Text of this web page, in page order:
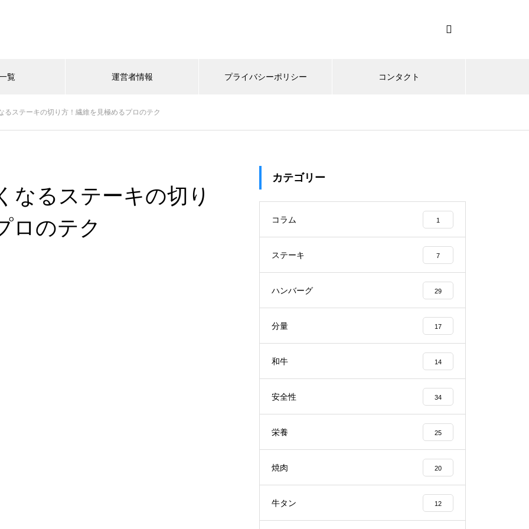
覧 運営者情報 プライバシーポリシー コンタクト
るステーキの切り方！繊維を見極めるプロのテク
なるステーキの切り
ロのテク
カテゴリー
コラム 1
ステーキ 7
ハンバーグ 29
分量 17
和牛 14
安全性 34
栄養 25
焼肉 20
牛タン 12